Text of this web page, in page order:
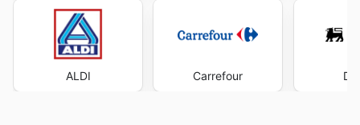
ALDI Carrefour